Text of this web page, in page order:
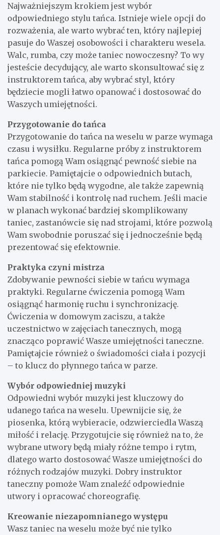
Najważniejszym krokiem jest wybór
odpowiedniego stylu tańca. Istnieje wiele opcji do
rozważenia, ale warto wybrać ten, który najlepiej
pasuje do Waszej osobowości i charakteru wesela.
Walc, rumba, czy może taniec nowoczesny? To wy
jesteście decydujący, ale warto skonsultować się z
instruktorem tańca, aby wybrać styl, który
będziecie mogli łatwo opanować i dostosować do
Waszych umiejętności.
Przygotowanie do tańca
Przygotowanie do tańca na weselu w parze wymaga
czasu i wysiłku. Regularne próby z instruktorem
tańca pomogą Wam osiągnąć pewność siebie na
parkiecie. Pamiętajcie o odpowiednich butach,
które nie tylko będą wygodne, ale także zapewnią
Wam stabilność i kontrolę nad ruchem. Jeśli macie
w planach wykonać bardziej skomplikowany
taniec, zastanówcie się nad strojami, które pozwolą
Wam swobodnie poruszać się i jednocześnie będą
prezentować się efektownie.
Praktyka czyni mistrza
Zdobywanie pewności siebie w tańcu wymaga
praktyki. Regularne ćwiczenia pomogą Wam
osiągnąć harmonię ruchu i synchronizację.
Ćwiczenia w domowym zaciszu, a także
uczestnictwo w zajęciach tanecznych, mogą
znacząco poprawić Wasze umiejętności taneczne.
Pamiętajcie również o świadomości ciała i pozycji
– to klucz do płynnego tańca w parze.
Wybór odpowiedniej muzyki
Odpowiedni wybór muzyki jest kluczowy do
udanego tańca na weselu. Upewnijcie się, że
piosenka, którą wybieracie, odzwierciedla Waszą
miłość i relację. Przygotujcie się również na to, że
wybrane utwory będą miały różne tempo i rytm,
dlatego warto dostosować Wasze umiejętności do
różnych rodzajów muzyki. Dobry instruktor
taneczny pomoże Wam znaleźć odpowiednie
utwory i opracować choreografię.
Kreowanie niezapomnianego występu
Wasz taniec na weselu może być nie tylko